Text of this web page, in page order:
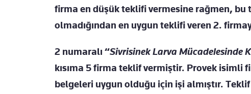
firma en düşük teklifi vermesine rağmen,
olmadığından en uygun teklifi veren 2.
2 numaralı “Sivrisinek Larva Mücadelesinde
kısıma 5 firma teklif vermiştir. Provek isimli
belgeleri uygun olduğu için işi almıştır. Teklif